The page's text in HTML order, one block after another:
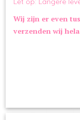
Wij zijn er even
verzenden wij